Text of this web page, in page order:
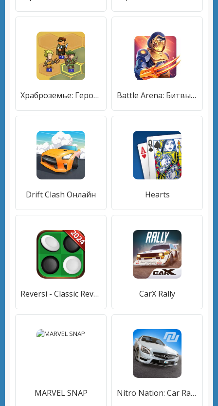
Храброземье: Герои Магии Battle Arena: Битвы на арене онлайн. Качай героев!
Drift Clash Онлайн Hearts
Reversi - Classic Reversi Game CarX Rally
MARVEL SNAP Nitro Nation: Car Racing Game